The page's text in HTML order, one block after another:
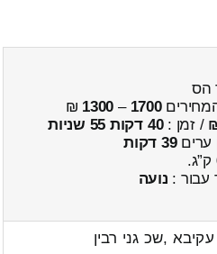
הס
1700
–
1300
₪
/ זמן :40 דקות 55 שניות
ערים39 דקות
ק”ג.
: נועה
,שכ גני רבין